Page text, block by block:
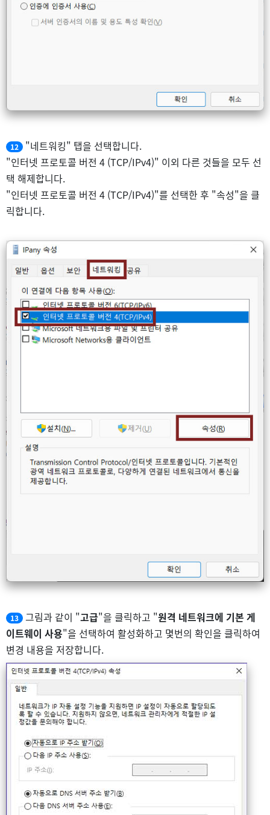
12
"네트워킹" 탭을 선택합니다.
"인터넷 프로토콜 버전 4 (TCP/IPv4)" 이외 다른 것들을 모두 선
택 해제합니다.
"인터넷 프로토콜 버전 4 (TCP/IPv4)"를 선택한 후 "속성"을 클
릭합니다.
13 그림과 같이 "고급"을 클릭하고 "원격 네트워크에 기본 게
이트웨이 사용"을 선택하여 활성화하고 몇번의 확인을 클릭하여
변경 내용을 저장합니다.